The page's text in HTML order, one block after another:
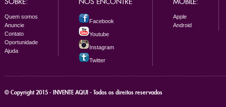
Quem somos
Anuncie
Contato
Oportunidade
Ajuda
Facebook
Youtube
Instagram
Twitter
Apple
Android
© Copyright 2015 - INVENTE AQUI - Todos os direitos reservados